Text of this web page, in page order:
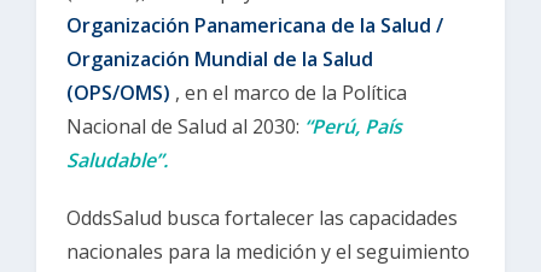
Organización Panamericana de la Salud /
Organización Mundial de la Salud
(OPS/OMS) , en el marco de la Política
Nacional de Salud al 2030: “Perú, País
Saludable”.
OddsSalud busca fortalecer las capacidades
nacionales para la medición y el seguimiento